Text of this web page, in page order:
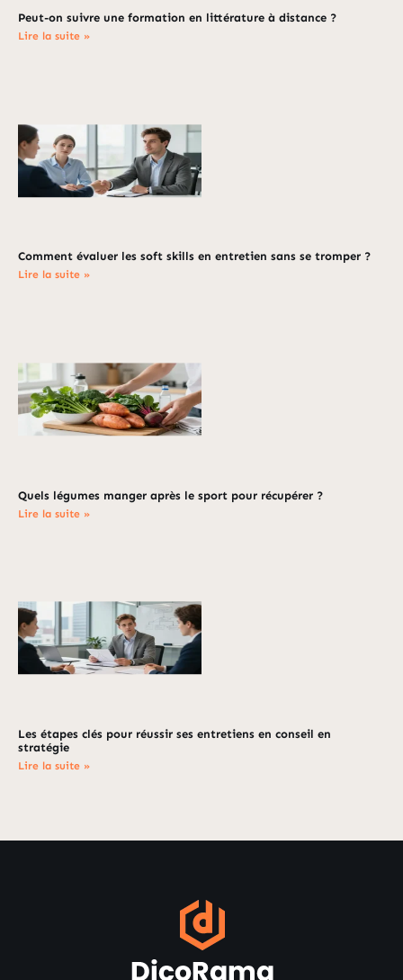
Peut-on suivre une formation en littérature à distance ?
Lire la suite »
Comment évaluer les soft skills en entretien sans se tromper ?
Lire la suite »
Quels légumes manger après le sport pour récupérer ?
Lire la suite »
Les étapes clés pour réussir ses entretiens en conseil en
stratégie
Lire la suite »